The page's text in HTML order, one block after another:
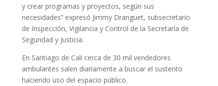
y crear programas y proyectos, según sus
necesidades” expresó Jimmy Dranguet, subsecretario
de Inspección, Vigilancia y Control de la Secretaría de
Seguridad y Justicia.
En Santiago de Cali cerca de 30 mil vendedores
ambulantes salen diariamente a buscar el sustento
haciendo uso del espacio público.